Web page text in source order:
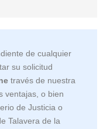
de cualquier
su solicitud
través de nuestra
ventajas, o bien
de Justicia o
Talavera de la